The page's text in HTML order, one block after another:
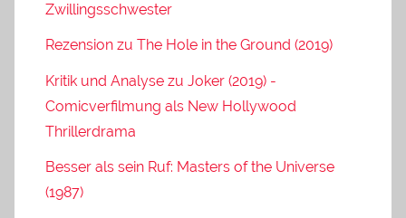
Zwillingsschwester
Rezension zu The Hole in the Ground (2019)
Kritik und Analyse zu Joker (2019) -
Comicverfilmung als New Hollywood
Thrillerdrama
Besser als sein Ruf: Masters of the Universe
(1987)